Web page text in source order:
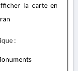
la carte en
: